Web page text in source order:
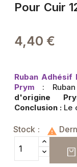
Pour Cuir
4,40 €
Ruban Adhésif
Prym :
d'origine
Conclusion : Le
Stock : 